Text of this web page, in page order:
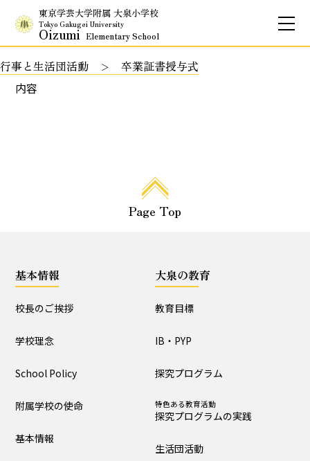
東京学芸大学附属 大泉小学校
Tokyo Gakugei University
Oizumi Elementary School
お問合せ アクセス
学校理念
基本情報
探究プログラムの実践
生活団活動
行事と生活団活動の実践
行事と生活団活動
卒業証書授与式
内容
Page Top
基本情報
校長のご挨拶
学校理念
School Policy
附属学校の使命
基本情報
大泉の教育
教育目標
IB・PYP
探究プログラム
特色ある教育活動
探究プログラムの実践
生活団活動